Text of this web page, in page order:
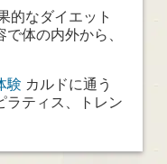
的なダイエット
体の内外から、
験 カルドに通う
ラティス、トレン